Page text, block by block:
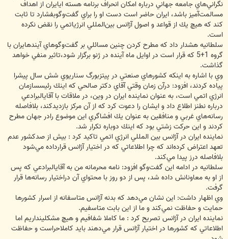
نگراني‌هاي جامعه جهاني درباره امكان انحراف برنامه هسته ايايران از اهداف
مسالمت‌آميز باشد، ايران حاضر است دست او را براي گفت‌وگوبفشارد تا ثابت
كند كه هيچ‌ يك از قواعد و اصول آژانس بين‌المللي انرژياتمي را نقض نكرده
است.
سلطانيه هشدار داد كه مطرح كردن چنين مسائلي بر گفت‌وگوهاي آيندهايران با
گروه 1+5 كه قرار است در اوايل ماه آينده در ژنو برگزار شود،تاثير منفي خواهد
گذاشت.
وي با اشاره به اينكه كشورهاي صنعتي در پيتزبورگ سناريوي شش سال پيشرا
پياده كردند، افزود: درآن زمان وقتي آقاي دكتر صالحي كه اينك رئيسسازمان
انرژي اتمي است، به عنوان نماينده ايران در وين، در ملاقات با آقايالبرادعي
درباره نطنز اطلاع داد و ايشان را دعوت كرد كه از آن مركز بازديدكند، بلافاصله
رسانه‌هاي غربي و منافقين به عنوان يك افشاگري اين موضوع رادر جهان مطرح
كردند و اين حركت زشتي بود كه اينك دوباره تكرار شد.
نماينده ايران در آژانس بين المللي انرژي اتمي تاكيد كرد : بيش از صدكشور عدم
تعهد اعتراض كرده‌اند كه چرا اطلاعاتي كه در اختيار آژانس قرارداده مي‌شود
بلافاصله درز پيدا مي‌كند.
سلطانيه در ادامه اين گفت‌وگو افزود: نامه محرمانه من به آقايالبرادعي كه پس
از او به معاونانش داده شد، پس از دو روز با محتواي آن دراختيار رسانه‌ها قرار
گرفت.
وي اظهار داشت: اين نشان مي‌دهد كه بدنه آژانس متاسفانه از اسرار كشورها
حمايت و حفاظت نمي‌كند و ما از اين بابت متاسفيم.
نماينده ايران در آژانس تصريح كرد : ما كاملا شفافيم و هيچ مشكلينداريم اما
اطلاعاتي كه كشورها در اختيار آژانس قرار مي‌دهند بايد كاملاحراست و حفاظت